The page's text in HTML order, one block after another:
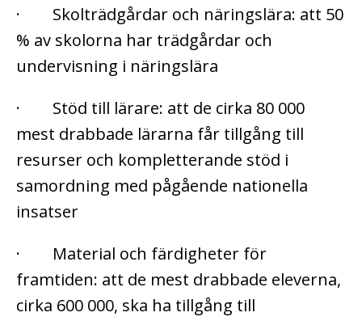
· Skolträdgårdar och näringslära: att 50
% av skolorna har trädgårdar och
undervisning i näringslära
· Stöd till lärare: att de cirka 80 000
mest drabbade lärarna får tillgång till
resurser och kompletterande stöd i
samordning med pågående nationella
insatser
· Material och färdigheter för
framtiden: att de mest drabbade eleverna,
cirka 600 000, ska ha tillgång till